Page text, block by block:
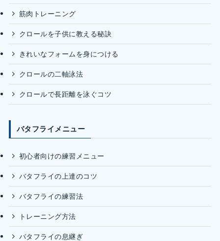
筋肉トレーニング
クロールを子供に教える秘訣
きれいなフォームを身につける
クロールの二軸泳法
クロールで長距離を泳ぐコツ
バタフライメニュー
初心者向けの練習メニュー
バタフライの上達のコツ
バタフライの練習法
トレーニング方法
バタフライの息継ぎ